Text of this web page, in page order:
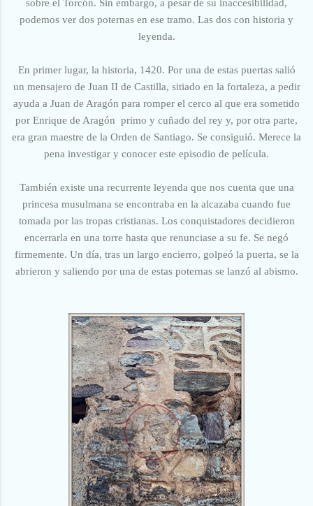
sobre el Torcón. Sin embargo, a pesar de su inaccesibilidad,
podemos ver dos poternas en ese tramo. Las dos con historia y
leyenda.
En primer lugar, la historia, 1420. Por una de estas puertas salió
un mensajero de Juan II de Castilla, sitiado en la fortaleza, a pedir
ayuda a Juan de Aragón para romper el cerco al que era sometido
por Enrique de Aragón primo y cuñado del rey y, por otra parte,
era gran maestre de la Orden de Santiago. Se consiguió. Merece la
pena investigar y conocer este episodio de película.
También existe una recurrente leyenda que nos cuenta que una
princesa musulmana se encontraba en la alcazaba cuando fue
tomada por las tropas cristianas. Los conquistadores decidieron
encerrarla en una torre hasta que renunciase a su fe. Se negó
firmemente. Un día, tras un largo encierro, golpeó la puerta, se la
abrieron y saliendo por una de estas poternas se lanzó al abismo.